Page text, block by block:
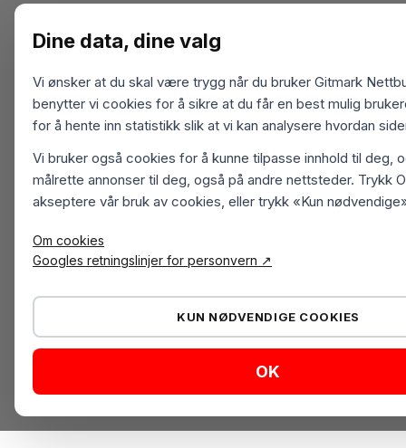
Dine data, dine valg
Vi ønsker at du skal være trygg når du bruker Gitmark
benytter vi cookies for å sikre at du får en best mulig
for å hente inn statistikk slik at vi kan analysere hvordan
Vi bruker også cookies for å kunne tilpasse innhold til deg,
målrette annonser til deg, også på andre nettsteder. Trykk
akseptere vår bruk av cookies, eller trykk «Kun
Om cookies
Googles retningslinjer for personvern ↗
KUN NØDVENDIGE COOKIES
OK